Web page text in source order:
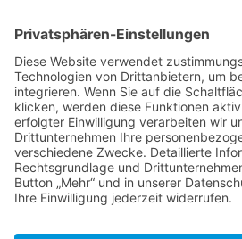
* Alle Preise inkl. gesetzl.
FAQ Händler Login
Hilfe
Newsletter
Warum